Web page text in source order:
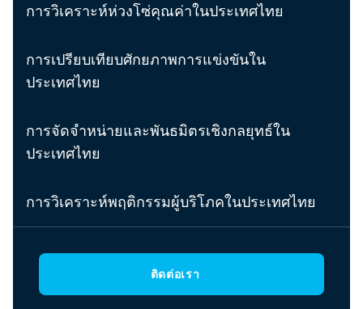
การวิเคราะห์ห่วงโซ่คุณค่าในประเทศไทย
การเปรียบเทียบศักยภาพการแข่งขันใน
ประเทศไทย
การจัดจำหน่ายและพันธมิตรเชิงกลยุทธ์ใน
ประเทศไทย
การวิเคราะห์พฤติกรรมผู้บริโภคในประเทศไทย
ติดต่อเรา